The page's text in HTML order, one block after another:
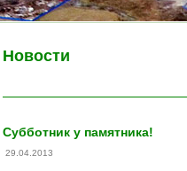
Новости
Субботник у памятника!
29.04.2013